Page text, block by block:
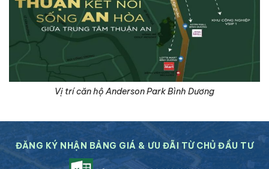
Vị trí căn hộ Anderson Park Bình Dương
ĐĂNG KÝ NHẬN BẢNG GIÁ & ƯU ĐÃI TỪ CHỦ ĐẦU TƯ